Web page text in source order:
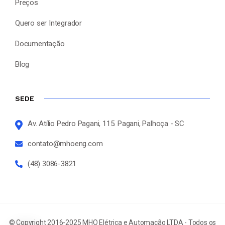
Preços
Quero ser Integrador
Documentação
Blog
SEDE
Av. Atílio Pedro Pagani, 115. Pagani, Palhoça - SC
contato@mhoeng.com
(48) 3086-3821
© Copyright 2016-2025 MHO Elétrica e Automação LTDA - Todos os